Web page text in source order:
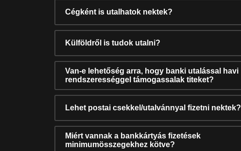
Cégként is utalhatok nektek?
Külföldről is tudok utalni?
Van-e lehetőség arra, hogy banki utalással havi
rendszerességgel támogassalak titeket?
Lehet postai csekkel/utalvánnyal fizetni nektek?
Miért vannak a bankkártyás fizetések
minimumösszegekhez kötve?